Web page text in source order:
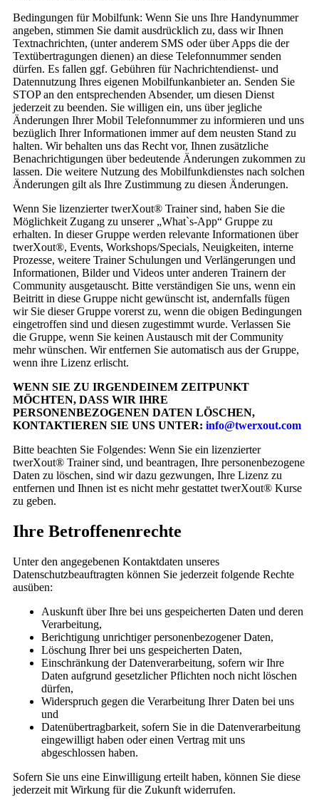
Bedingungen für Mobilfunk: Wenn Sie uns Ihre Handynummer
angeben, stimmen Sie damit ausdrücklich zu, dass wir Ihnen
Textnachrichten, (unter anderem SMS oder über Apps die der
Textübertragungen dienen) an diese Telefonnummer senden
dürfen. Es fallen ggf. Gebühren für Nachrichtendienst- und
Datennutzung Ihres eigenen Mobilfunkanbieter an. Senden Sie
STOP an den entsprechenden Absender, um diesen Dienst
jederzeit zu beenden. Sie willigen ein, uns über jegliche
Änderungen Ihrer Mobil Telefonnummer zu informieren und uns
bezüglich Ihrer Informationen immer auf dem neusten Stand zu
halten. Wir behalten uns das Recht vor, Ihnen zusätzliche
Benachrichtigungen über bedeutende Änderungen zukommen zu
lassen. Die weitere Nutzung des Mobilfunkdienstes nach solchen
Änderungen gilt als Ihre Zustimmung zu diesen Änderungen.
Wenn Sie lizenzierter twerXout® Trainer sind, haben Sie die
Möglichkeit Zugang zu unserer „What`s-App“ Gruppe zu
erhalten. In dieser Gruppe werden relevante Informationen über
twerXout®, Events, Workshops/Specials, Neuigkeiten, interne
Prozesse, weitere Trainer Schulungen und Verlängerungen und
Informationen, Bilder und Videos unter anderen Trainern der
Community ausgetauscht. Bitte verständigen Sie uns, wenn ein
Beitritt in diese Gruppe nicht gewünscht ist, andernfalls fügen
wir Sie dieser Gruppe vorerst zu, wenn die obigen Bedingungen
eingetroffen sind und diesen zugestimmt wurde. Verlassen Sie
die Gruppe, wenn Sie keinen Austausch mit der Community
mehr wünschen. Wir entfernen Sie automatisch aus der Gruppe,
wenn ihre Lizenz erlischt.
WENN SIE ZU IRGENDEINEM ZEITPUNKT
MÖCHTEN, DASS WIR IHRE
PERSONENBEZOGENEN DATEN LÖSCHEN,
KONTAKTIEREN SIE UNS UNTER: info@twerxout.com
Bitte beachten Sie Folgendes: Wenn Sie ein lizenzierter
twerXout® Trainer sind, und beantragen, Ihre personenbezogene
Daten zu löschen, sind wir dazu gezwungen, Ihre Lizenz zu
entfernen und Ihnen ist es nicht mehr gestattet twerXout® Kurse
zu geben.
Ihre Betroffenenrechte
Unter den angegebenen Kontaktdaten unseres
Datenschutzbeauftragten können Sie jederzeit folgende Rechte
ausüben:
Auskunft über Ihre bei uns gespeicherten Daten und deren
Verarbeitung,
Berichtigung unrichtiger personenbezogener Daten,
Löschung Ihrer bei uns gespeicherten Daten,
Einschränkung der Datenverarbeitung, sofern wir Ihre
Daten aufgrund gesetzlicher Pflichten noch nicht löschen
dürfen,
Widerspruch gegen die Verarbeitung Ihrer Daten bei uns
und
Datenübertragbarkeit, sofern Sie in die Datenverarbeitung
eingewilligt haben oder einen Vertrag mit uns
abgeschlossen haben.
Sofern Sie uns eine Einwilligung erteilt haben, können Sie diese
jederzeit mit Wirkung für die Zukunft widerrufen.